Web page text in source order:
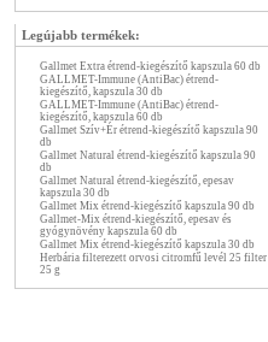
Legújabb termékek:
Gallmet Extra étrend-kiegészítő kapszula 60 db
GALLMET-Immune (AntiBac) étrend-
kiegészítő, kapszula 30 db
GALLMET-Immune (AntiBac) étrend-
kiegészítő, kapszula 60 db
Gallmet Szív+Ér étrend-kiegészítő kapszula 90
db
Gallmet Natural étrend-kiegészítő kapszula 90
db
Gallmet Natural étrend-kiegészítő, epesav
kapszula 30 db
Gallmet Mix étrend-kiegészítő kapszula 90 db
Gallmet-Mix étrend-kiegészítő, epesav és
gyógynövény kapszula 60 db
Gallmet Mix étrend-kiegészítő kapszula 30 db
Herbária filterezett orvosi citromfű levél 25 filter
25 g